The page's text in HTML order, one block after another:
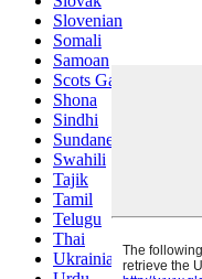
Slovenian
Somali
Samoan
Scots Gaelic
Shona
Sindhi
Sundanese
Swahili
Tajik
Tamil
Telugu
Thai
Ukrainian